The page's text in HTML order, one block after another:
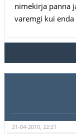
nimekirja panna
varemgi kui
21-04-2010, 22:21